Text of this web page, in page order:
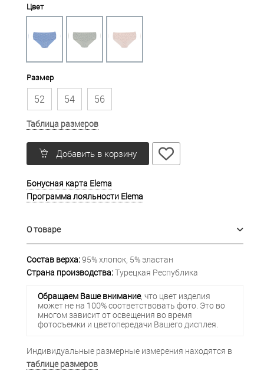
Цвет
Размер
52 54 56
Таблица размеров
Добавить в корзину
Бонусная карта Elema
Программа лояльности Elema
О товаре
Состав верха:95% хлопок, 5% эластан
Страна производства:Турецкая Республика
Обращаем Ваше внимание, что цвет изделия
может не на 100% соответствовать фото. Это во
многом зависит от освещения во время
фотосъемки и цветопередачи Вашего дисплея.
Индивидуальные размерные измерения находятся в
таблице размеров